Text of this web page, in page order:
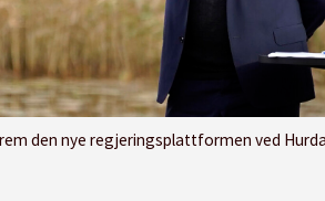
den nye regjeringsplattformen ved